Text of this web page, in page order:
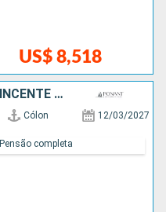
US$ 8,518
PANAMÁ, COLOMBIA, SÃO VINCENTE E GRANADINAS, SANTA LUCIA
Cólon 12/03/2027
Pensão completa